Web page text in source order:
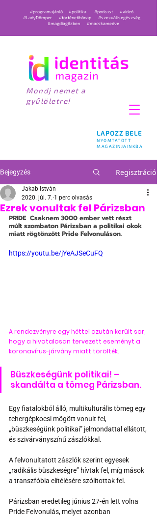
LAPOZZ BELE
NYOMTATOTT
MAGAZINJAINKBA
#programajánló #politika #podcast
#videó
#LadyDömper
#történetihónap
#szexuálisegészség
#magdiagőzben
#macskamedve
Mondj nemet a
gyűlöletre!
Bejegyzés Regisztráció
Ezrek vonultak fel Párizsban
Jakab István
2020. júl. 7. 1 perc olvasás
PRIDE
  Csaknem 3000 ember vett részt
múlt szombaton Párizsban a politikai okok
miatt rögtönzött Pride Felvonuláson.
https://youtu.be/jYeAJSeCuFQ
A rendezvényre egy héttel azután került sor,
hogy a hivatalosan tervezett eseményt a
koronavírus-járvány miatt törölték.
Büszkeségünk politikai! –
skandálta a tömeg Párizsban.
Egy fiatalokból álló, multikulturális tömeg egy
tehergépkocsi mögött vonult fel,
„büszkeségünk politikai” jelmondattal ellátott,
és szivárványszínű zászlókkal.
A felvonultatott zászlók szerint egyesek
„radikális büszkeségre” hívtak fel, míg mások
a transzfóbia elítélésére szólítottak fel.
Párizsban eredetileg június 27-én lett volna
Pride Felvonulás, melyet azonban